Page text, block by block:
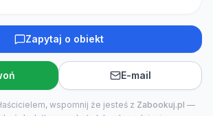
Zapytaj o obiekt
E-mail
wspomnij że jesteś z Zabookuj.pl —